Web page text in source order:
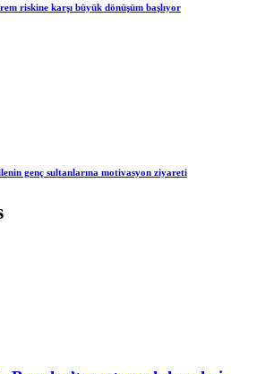
riskine karşı büyük dönüşüm başlıyor
genç sultanlarına motivasyon ziyareti